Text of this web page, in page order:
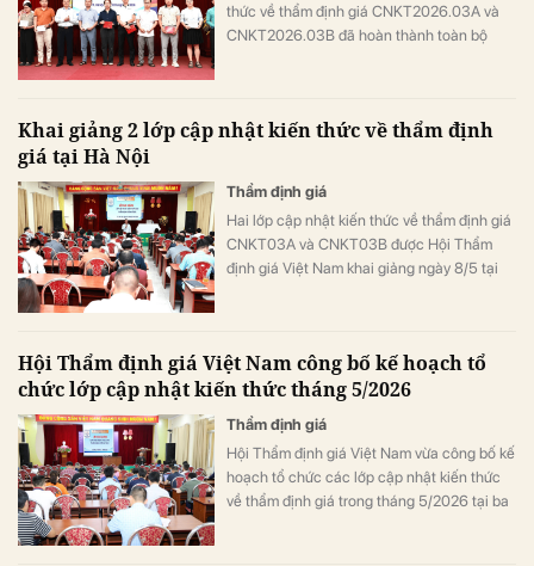
thức về thẩm định giá CNKT2026.03A và
CNKT2026.03B đã hoàn thành toàn bộ
Khai giảng 2 lớp cập nhật kiến thức về thẩm định
giá tại Hà Nội
Thẩm định giá
Hai lớp cập nhật kiến thức về thẩm định giá
CNKT03A và CNKT03B được Hội Thẩm
định giá Việt Nam khai giảng ngày 8/5 tại
Hội Thẩm định giá Việt Nam công bố kế hoạch tổ
chức lớp cập nhật kiến thức tháng 5/2026
Thẩm định giá
Hội Thẩm định giá Việt Nam vừa công bố kế
hoạch tổ chức các lớp cập nhật kiến thức
về thẩm định giá trong tháng 5/2026 tại ba